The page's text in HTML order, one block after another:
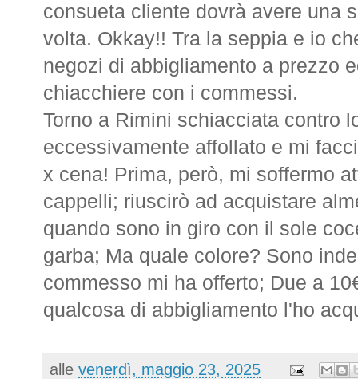
consueta cliente dovrà avere una
volta. Okkay!! Tra la seppia e io
negozi di abbigliamento a prezzo
chiacchiere con i commessi.
Torno a Rimini schiacciata contro
eccessivamente affollato e mi
x cena! Prima, però, mi soffermo
cappelli; riuscirò ad acquistare
quando sono in giro con il sole
garba; Ma quale colore? Sono
commesso mi ha offerto; Due a
qualcosa di abbigliamento l'ho
alle venerdì, maggio 23, 2025